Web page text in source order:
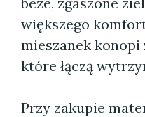
większego
mieszanek konopi
które łączą
Przy zakupie